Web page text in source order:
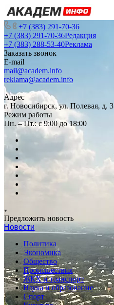
+7 (383) 291-70-36
+7 (383) 291-70-36Редакция
+7 (383) 288-53-40Реклама
Заказать звонок
E-mail
mail@academ.info
reklama@academ.info
Адрес
г. Новосибирск, ул. Полевая, д. 3
Режим работы
Пн. – Пт.: с 9:00 до 18:00
Предложить новость
Новости
Политика
Экономика
Общество
Происшествия
ЖКХ и транспорт
Наука и образование
Спорт